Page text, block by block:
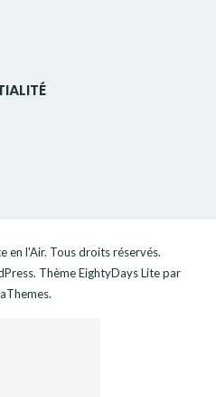
en l'Air. Tous droits réservés.
. ThèmeEightyDays Litepar